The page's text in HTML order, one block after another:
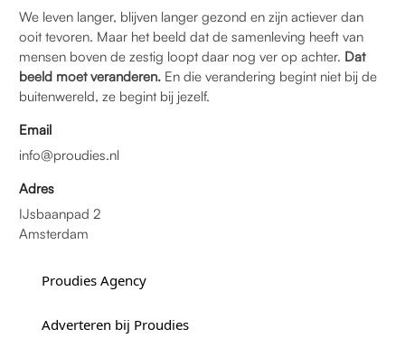
We leven langer, blijven langer gezond en zijn actiever dan
ooit tevoren. Maar het beeld dat de samenleving heeft van
mensen boven de zestig loopt daar nog ver op achter. Dat
beeld moet veranderen. En die verandering begint niet bij de
buitenwereld, ze begint bij jezelf.
Email
info@proudies.nl
Adres
IJsbaanpad 2
Amsterdam
Proudies Agency
Adverteren bij Proudies